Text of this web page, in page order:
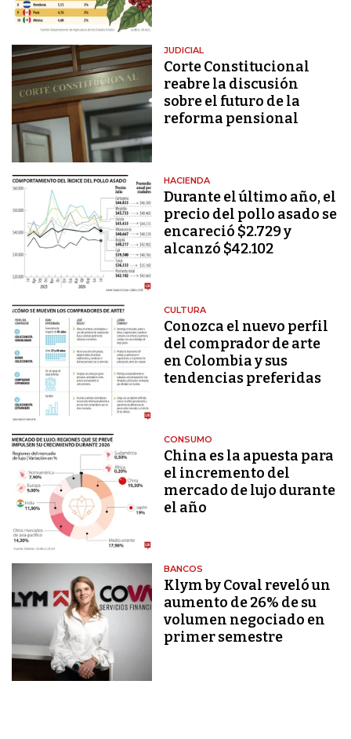
JUDICIAL
Corte Constitucional
reabre la discusión
sobre el futuro de la
reforma pensional
HACIENDA
Durante el último año, el
precio del pollo asado se
encareció $2.729 y
alcanzó $42.102
CULTURA
Conozca el nuevo perfil
del comprador de arte
en Colombia y sus
tendencias preferidas
CONSUMO
China es la apuesta para
el incremento del
mercado de lujo durante
el año
BANCOS
Klym by Coval reveló un
aumento de 26% de su
volumen negociado en
primer semestre